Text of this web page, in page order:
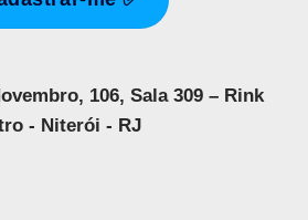
106, Sala 309 – Rink
- Niterói - RJ